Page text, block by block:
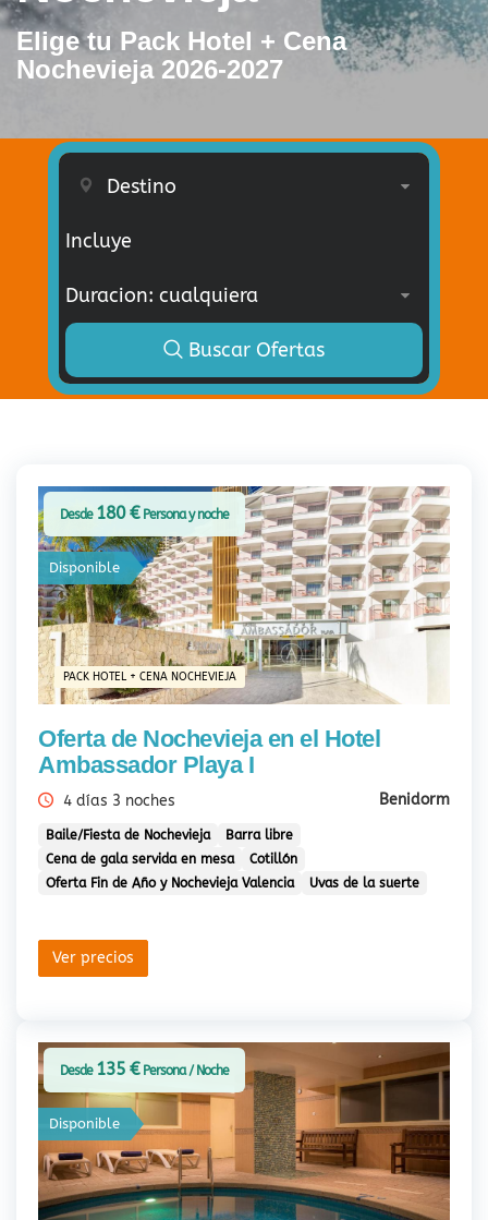
Elige tu Pack Hotel + Cena
Nochevieja 2026-2027
Incluye
Buscar Ofertas
PACK HOTEL + CENA NOCHEVIEJA
Disponible
Oferta de Nochevieja en el Hotel
Ambassador Playa I
4 días 3 noches Benidorm
Baile/Fiesta de Nochevieja
Barra libre
Cena de gala servida en mesa
Cotillón
Oferta Fin de Año y Nochevieja Valencia
Uvas de la suerte
Ver precios
Desde 180 €Persona y noche
Disponible
Desde 135 €Persona / Noche